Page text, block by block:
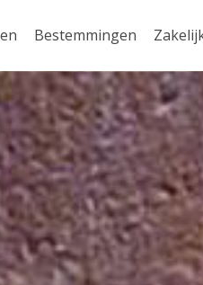
Bestemmingen